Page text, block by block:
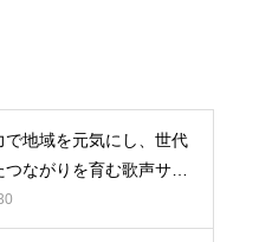
で地域を元気にし、世代
つながりを育む歌声サロ
皆様のお力をお貸しく